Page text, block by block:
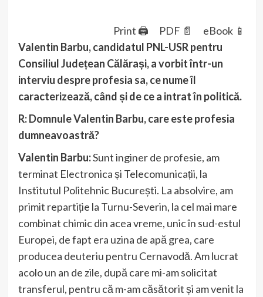
Print 🖨 PDF 📄
eBook 📱
Valentin Barbu, candidatul PNL-USR pentru
Consiliul Județean Călărași, a vorbit într-un
interviu despre profesia sa, ce nume îl
caracterizează, când și de ce a intrat în politică.
R: Domnule Valentin Barbu, care este profesia
dumneavoastră?
Valentin Barbu:Sunt inginer de profesie, am
terminat Electronica și Telecomunicații, la
Institutul Politehnic București. La absolvire, am
primit repartiție la Turnu-Severin, la cel mai mare
combinat chimic din acea vreme, unic în sud-estul
Europei, de fapt era uzina de apă grea, care
producea deuteriu pentru Cernavodă. Am lucrat
acolo un an de zile, după care mi-am solicitat
transferul, pentru că m-am căsătorit și am venit la